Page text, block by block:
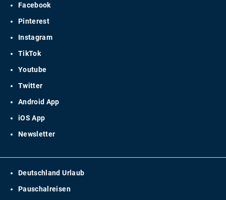
Facebook
Pinterest
Instagram
TikTok
Youtube
Twitter
Android App
iOS App
Newsletter
Deutschland Urlaub
Pauschalreisen